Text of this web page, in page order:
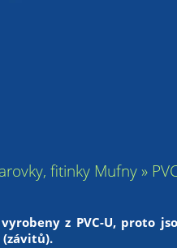
fitinky Mufny »
z PVC-U, proto